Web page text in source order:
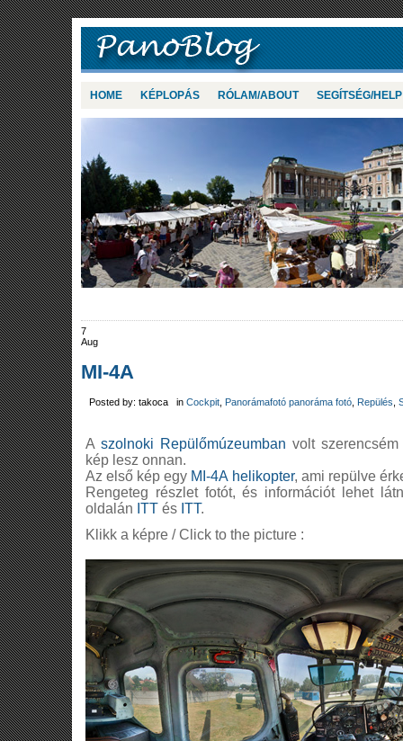
HOME KÉPLOPÁS RÓLAM/ABOUT SEGÍTSÉG/HELP
7
Aug
MI-4A
Posted by: takoca in Cockpit, Panorámafotó panoráma fotó, Repülés,
Aszolnoki Repülőmúzeumban volt
kép lesz onnan.
Az első kép egy MI-4A helikopter, ami repülve
Rengeteg részlet fotót, és információt lehet
oldalán ITT és ITT.
Klikk a képre / Click to the picture :